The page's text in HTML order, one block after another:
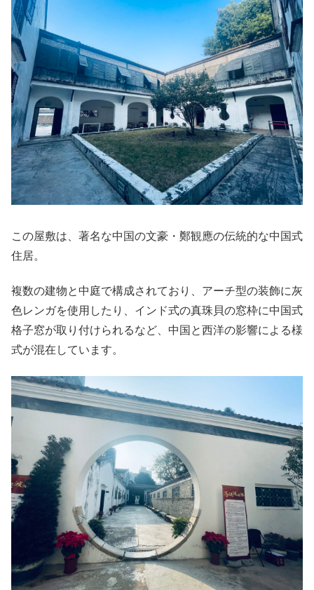
この屋敷は、著名な中国の文豪・鄭観應の伝統的な中国式
住居。
複数の建物と中庭で構成されており、アーチ型の装飾に灰
色レンガを使用したり、インド式の真珠貝の窓枠に中国式
格子窓が取り付けられるなど、中国と西洋の影響による様
式が混在しています。